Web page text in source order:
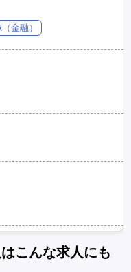
金融）
こんな求人にも